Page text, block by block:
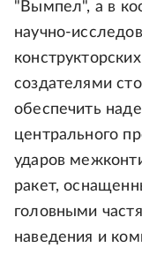
"Вымпел", а в
научно-
создателями
обеспечить
центрального
ударов
ракет,
головными
наведения и